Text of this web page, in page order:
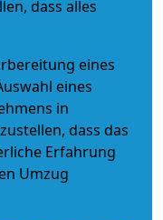
dass alles
eines
eines
in
dass das
Erfahrung
Umzug